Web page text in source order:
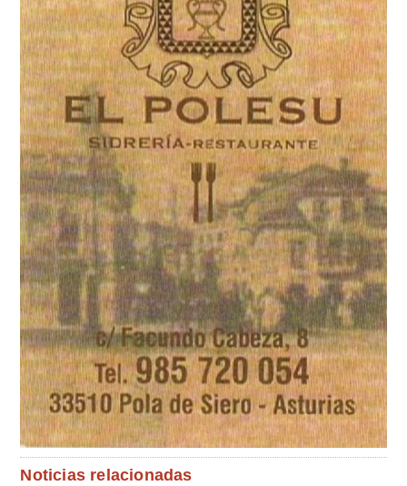
Noticias relacionadas